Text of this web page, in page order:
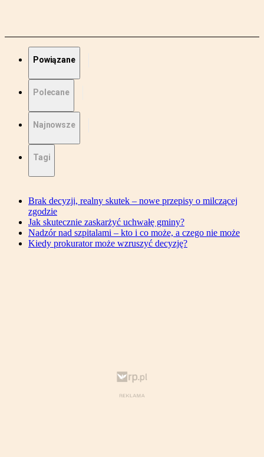
Powiązane
Polecane
Najnowsze
Tagi
Brak decyzji, realny skutek – nowe przepisy o milczącej
zgodzie
Jak skutecznie zaskarżyć uchwałę gminy?
Nadzór nad szpitalami – kto i co może, a czego nie może
Kiedy prokurator może wzruszyć decyzję?